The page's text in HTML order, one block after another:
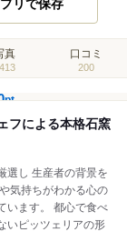
リで保存
真 口コミ
200
pt
フによる本格石窯
選し 生産者の背景を
気持ちがわかる心の
います。 都心で食べ
いピッツェリアの形